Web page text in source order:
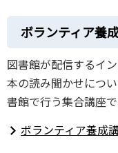
ボランティア養
図書館が配信するイ
本の読み聞かせにつ
書館で行う集合講座
ボランティア養成